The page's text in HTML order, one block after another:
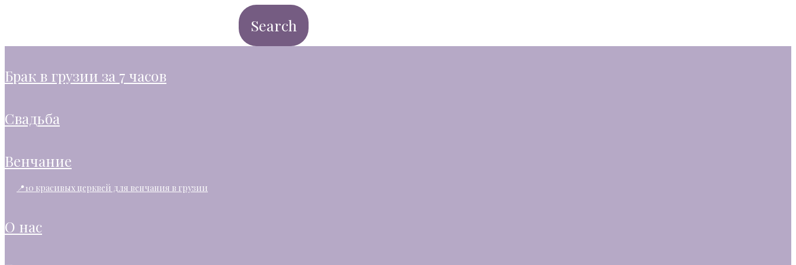
брак в грузии за 7 часов
свадьба
венчание
📍10 красивых церквей для венчания в грузии
о нас